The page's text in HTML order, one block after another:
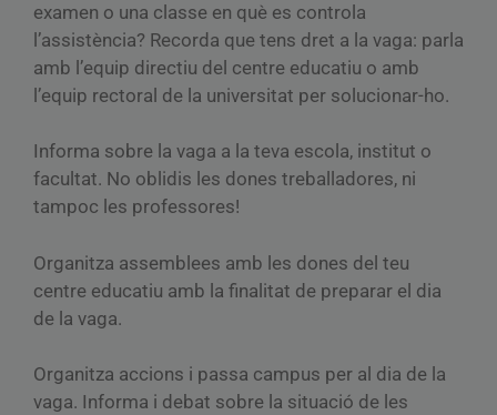
examen o una classe en què es controla
l’assistència? Recorda que tens dret a la vaga: parla
amb l’equip directiu del centre educatiu o amb
l’equip rectoral de la universitat per solucionar-ho.
Informa sobre la vaga a la teva escola, institut o
facultat. No oblidis les dones treballadores, ni
tampoc les professores!
Organitza assemblees amb les dones del teu
centre educatiu amb la finalitat de preparar el dia
de la vaga.
Organitza accions i passa campus per al dia de la
vaga. Informa i debat sobre la situació de les